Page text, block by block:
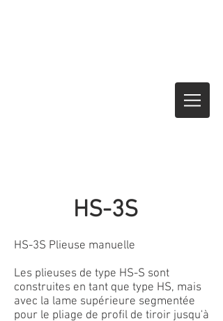
HS-3S
HS-3S Plieuse manuelle
Les plieuses de type HS-S sont
construites en tant que type HS, mais
avec la lame supérieure segmentée
pour le pliage de profil de tiroir jusqu'à